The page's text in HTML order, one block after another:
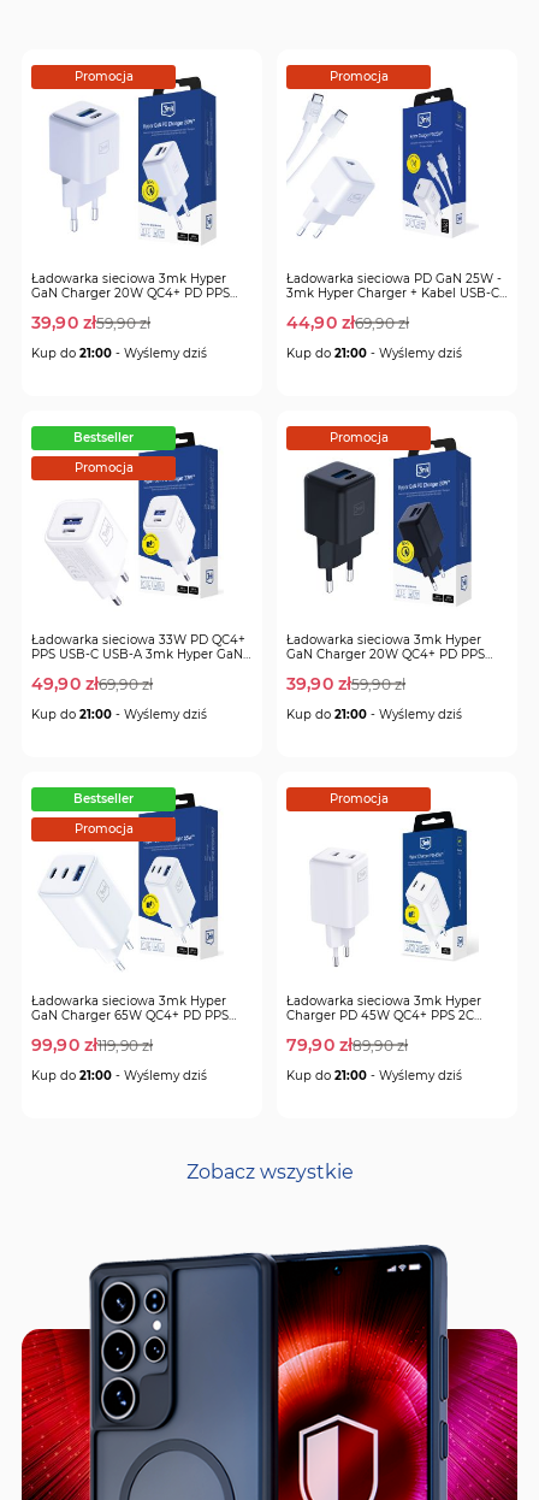
Promocja
Ładowarka sieciowa 3mk Hyper
GaN Charger 20W QC4+ PD PPS
Special
39,90 zł
Regular
59,90 zł
Kup do 21:00 - Wyślemy dziś
Promocja
Ładowarka sieciowa PD GaN 25W -
3mk Hyper Charger + Kabel USB-C
Special
44,90 zł
Regular
69,90 zł
Kup do 21:00 - Wyślemy dziś
Bestseller
Promocja
Ładowarka sieciowa 33W PD QC4+
PPS USB-C USB-A 3mk Hyper GaN
Special
49,90 zł
Regular
69,90 zł
Kup do 21:00 - Wyślemy dziś
Promocja
Ładowarka sieciowa 3mk Hyper
GaN Charger 20W QC4+ PD PPS
Special
39,90 zł
Regular
59,90 zł
Kup do 21:00 - Wyślemy dziś
Bestseller
Promocja
Ładowarka sieciowa 3mk Hyper
GaN Charger 65W QC4+ PD PPS
Special
99,90 zł
Regular
119,90 zł
Kup do 21:00 - Wyślemy dziś
Promocja
Ładowarka sieciowa 3mk Hyper
Charger PD 45W QC4+ PPS 2C
Special
79,90 zł
Regular
89,90 zł
Kup do 21:00 - Wyślemy dziś
Zobacz wszystkie